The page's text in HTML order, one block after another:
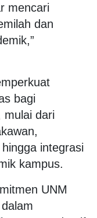
mencari
dan
bagi
mulai dari
integrasi
kampus.
UNM